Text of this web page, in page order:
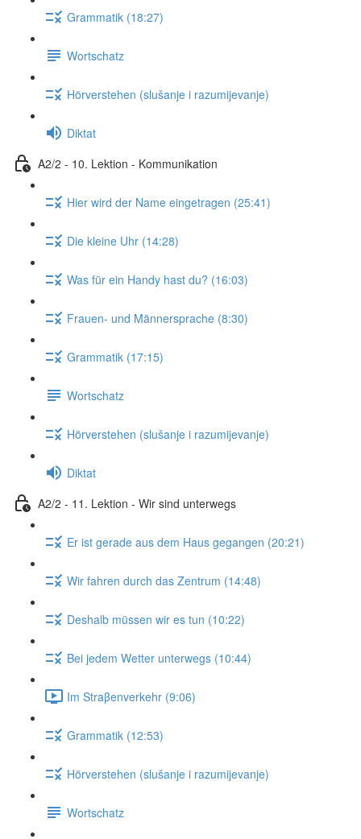
Grammatik (18:27)
Wortschatz
Hörverstehen (slušanje i razumijevanje)
Diktat
A2/2 - 10. Lektion - Kommunikation
Hier wird der Name eingetragen (25:41)
Die kleine Uhr (14:28)
Was für ein Handy hast du? (16:03)
Frauen- und Männersprache (8:30)
Grammatik (17:15)
Wortschatz
Hörverstehen (slušanje i razumijevanje)
Diktat
A2/2 - 11. Lektion - Wir sind unterwegs
Er ist gerade aus dem Haus gegangen (20:21)
Wir fahren durch das Zentrum (14:48)
Deshalb müssen wir es tun (10:22)
Bei jedem Wetter unterwegs (10:44)
Im Straβenverkehr (9:06)
Grammatik (12:53)
Hörverstehen (slušanje i razumijevanje)
Wortschatz